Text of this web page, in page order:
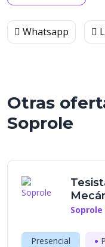
Whatsapp
Otras
Soprole
Soprole
Presencial